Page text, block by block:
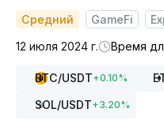
Средний GameFi
12 июля 2024 г.
Время
BTC/USDT+0.10%
SOL/USDT+3.20%